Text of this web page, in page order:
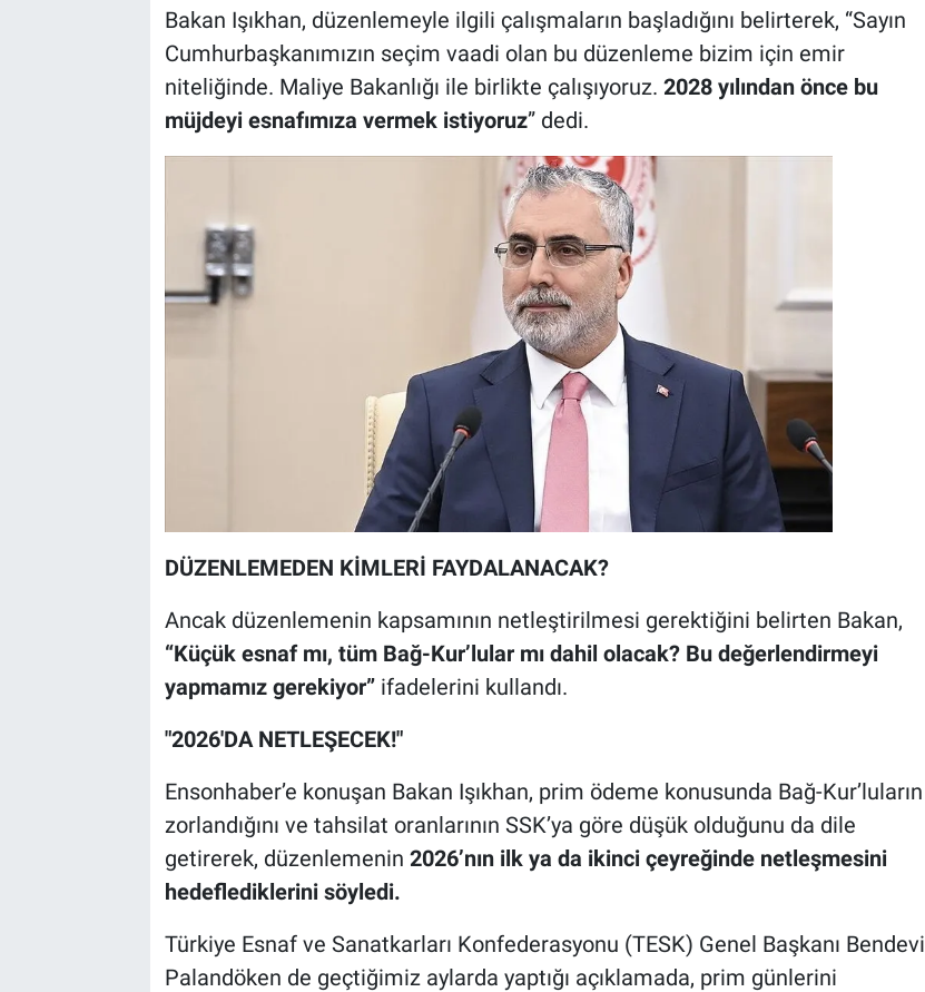
Bakan Işıkhan, düzenlemeyle ilgili çalışmaların başladığını belirterek, “Sayın
Cumhurbaşkanımızın seçim vaadi olan bu düzenleme bizim için emir
niteliğinde. Maliye Bakanlığı ile birlikte çalışıyoruz. 2028 yılından önce bu
müjdeyi esnafımıza vermek istiyoruz” dedi.
DÜZENLEMEDEN KİMLERİ FAYDALANACAK?
Ancak düzenlemenin kapsamının netleştirilmesi gerektiğini belirten Bakan,
“Küçük esnaf mı, tüm Bağ-Kur’lular mı dahil olacak? Bu değerlendirmeyi
yapmamız gerekiyor” ifadelerini kullandı.
"2026'DA NETLEŞECEK!"
Ensonhaber’e konuşan Bakan Işıkhan, prim ödeme konusunda Bağ-Kur’luların
zorlandığını ve tahsilat oranlarının SSK’ya göre düşük olduğunu da dile
getirerek, düzenlemenin 2026’nın ilk ya da ikinci çeyreğinde netleşmesini
hedeflediklerini söyledi.
Türkiye Esnaf ve Sanatkarları Konfederasyonu (TESK) Genel Başkanı Bendevi
Palandöken de geçtiğimiz aylarda yaptığı açıklamada, prim günlerini